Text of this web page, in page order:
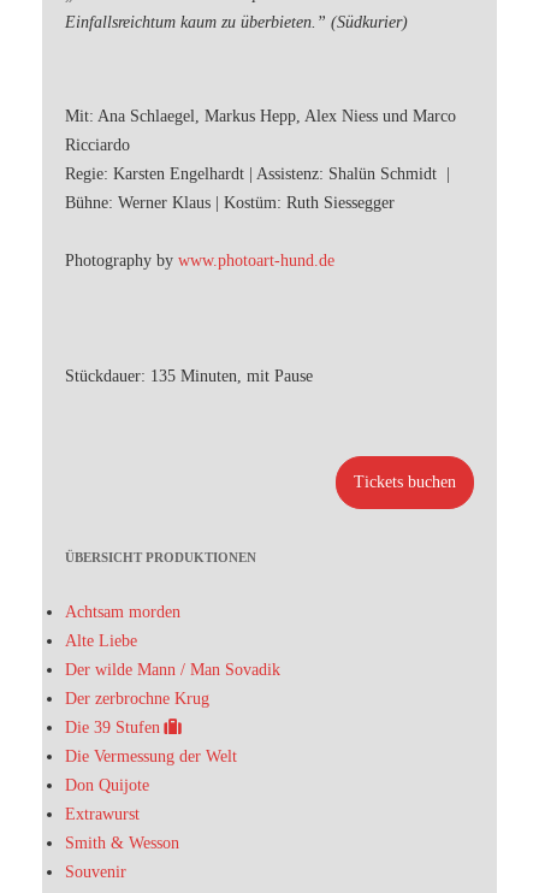
Einfallsreichtum kaum zu überbieten.” (Südkurier)
Mit: Ana Schlaegel, Markus Hepp, Alex Niess und Marco
Ricciardo
Regie: Karsten Engelhardt | Assistenz: Shalün Schmidt |
Bühne: Werner Klaus | Kostüm: Ruth Siessegger
Photography by www.photoart-hund.de
Stückdauer: 135 Minuten, mit Pause
Tickets buchen
ÜBERSICHT PRODUKTIONEN
Achtsam morden
Alte Liebe
Der wilde Mann / Man Sovadik
Der zerbrochne Krug
Die 39 Stufen
Die Vermessung der Welt
Don Quijote
Extrawurst
Smith & Wesson
Souvenir